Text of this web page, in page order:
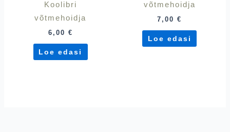
Koolibri
võtmehoidja
6,00 €
Loe edasi
võtmehoidja
7,00€
Loe edasi